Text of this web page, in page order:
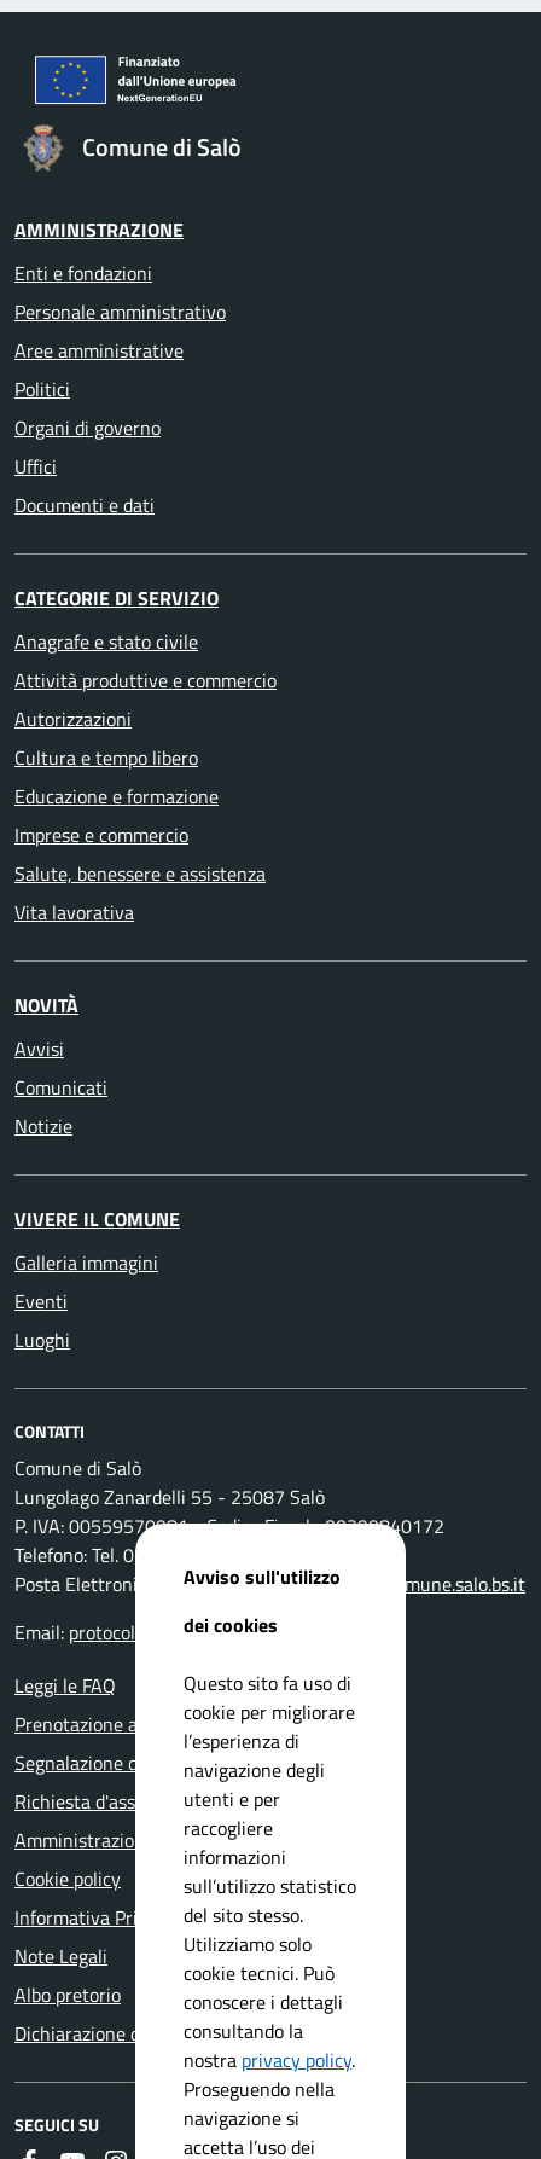
Comune di Salò
AMMINISTRAZIONE
Enti e fondazioni
Personale amministrativo
Aree amministrative
Politici
Organi di governo
Uffici
Documenti e dati
CATEGORIE DI SERVIZIO
Anagrafe e stato civile
Attività produttive e commercio
Autorizzazioni
Cultura e tempo libero
Educazione e formazione
Imprese e commercio
Salute, benessere e assistenza
Vita lavorativa
NOVITÀ
Avvisi
Comunicati
Notizie
VIVERE IL COMUNE
Galleria immagini
Eventi
Luoghi
CONTATTI
Comune di Salò
Lungolago Zanardelli 55 - 25087 Salò
P. IVA: 00559570981 - Codice Fiscale 00399840172
Telefono: Tel. 0365-296801
Posta Elettronica Certificata:protocollo@pec.comune.salo.bs.it
Email: protocollo@comune.salo.bs.it
Leggi le FAQ
Prenotazione appuntamento
Segnalazione disservizio
Richiesta d'assistenza
Amministrazione trasparente
Cookie policy
Informativa Privacy
Note Legali
Albo pretorio
Dichiarazione di accessibilità
SEGUICI SU
Avviso sull'utilizzo
dei cookies
Questo sito fa uso di
cookie per migliorare
l’esperienza di
navigazione degli
utenti e per
raccogliere
informazioni
sull’utilizzo statistico
del sito stesso.
Utilizziamo solo
cookie tecnici. Può
conoscere i dettagli
consultando la
nostra privacy policy.
Proseguendo nella
navigazione si
accetta l’uso dei